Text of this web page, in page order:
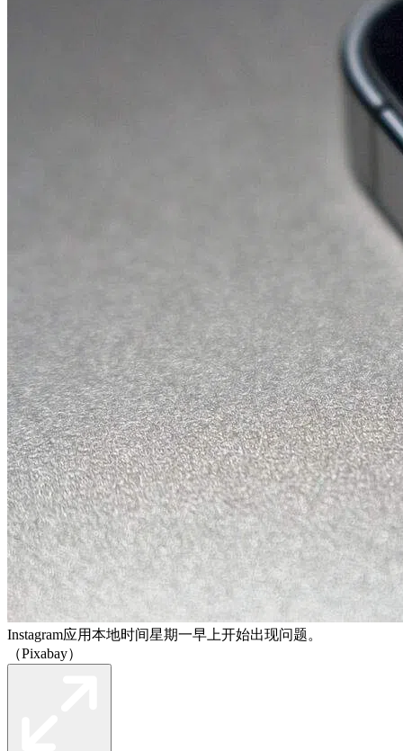
Instagram应用本地时间星期一早上开始出现问题。
（Pixabay）